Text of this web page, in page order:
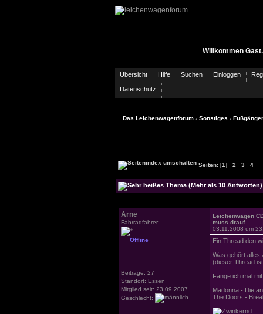
Willkommen
Übersicht Hilfe Suchen Einloggen
Datenschutz
Das Leichenwagenforum › Sonstiges ›
Seiten: [1] 2 3 4
Arne
Fahrradfahrer
Offline
Beiträge: 27
Standort: Essen
Mitglied seit: 23.09.2007
Geschlecht:
Leichenwagen
muss drauf
03.11.2008 um
Ein Thread den
Was gehört alles
(dieser Thread
Fange ich mal
Madonna - Die
The Doors -